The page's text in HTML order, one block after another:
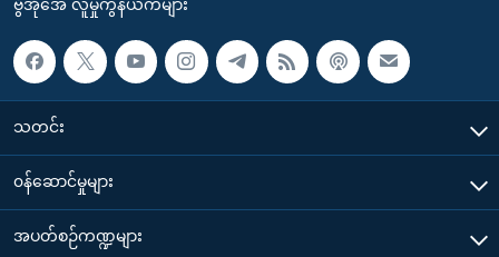
ဗွီအိုအေ လူမှုကွန်ယက်များ
သတင်း
၀န်ဆောင်မှုများ
အပတ်စဉ်ကဏ္ဍများ